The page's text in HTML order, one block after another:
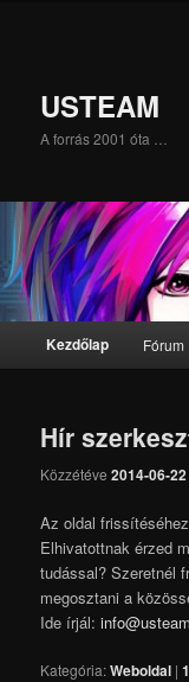
USTEAM
A forrás 2001 óta …
Kezdőlap Fórum
Hír
Közzétéve2014-06-22
Az oldal
Elhivatottnak érzed
tudással? Szeretnél
megosztani a
Ide írjál:
Kategória:Weboldal |